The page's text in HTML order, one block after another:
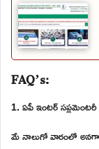
FAQ’s:
1. ఏపీ ఇంటర్ సప్లమెంటరీ
మే నాలుగో వారంలో అనగా